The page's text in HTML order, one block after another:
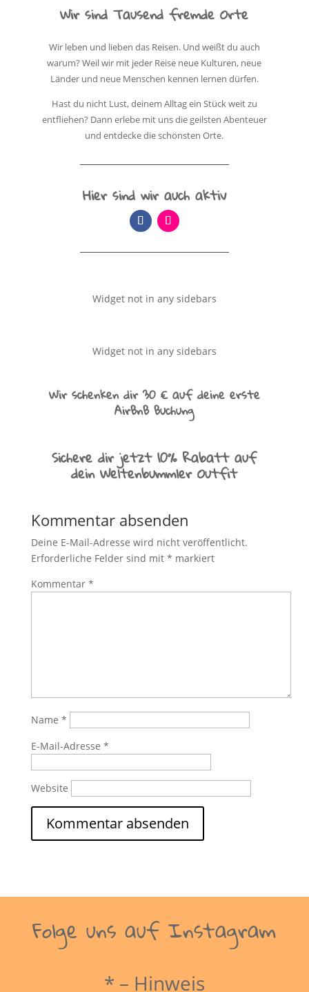
Wir sind Tausend fremde Orte
Wir leben und lieben das Reisen. Und weißt du auch
warum? Weil wir mit jeder Reise neue Kulturen, neue
Länder und neue Menschen kennen lernen dürfen.
Hast du nicht Lust, deinem Alltag ein Stück weit zu
entfliehen? Dann erlebe mit uns die geilsten Abenteuer
und entdecke die schönsten Orte.
Hier sind wir auch aktiv
Widget not in any sidebars
Widget not in any sidebars
Wir schenken dir 30 € auf deine erste
AirBnB Buchung
Sichere dir jetzt 10% Rabatt auf
dein Weltenbummler Outfit
Kommentar absenden
Deine E-Mail-Adresse wird nicht veröffentlicht.
Erforderliche Felder sind mit * markiert
Kommentar *
Name *
E-Mail-Adresse *
Website
Folge uns auf Instagram
* – Hinweis